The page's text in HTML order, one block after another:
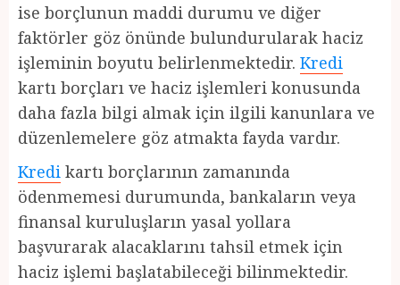
ise borçlunun maddi durumu ve diğer
faktörler göz önünde bulundurularak haciz
işleminin boyutu belirlenmektedir. Kredi
kartı borçları ve haciz işlemleri konusunda
daha fazla bilgi almak için ilgili kanunlara ve
düzenlemelere göz atmakta fayda vardır.
Kredi kartı borçlarının zamanında
ödenmemesi durumunda, bankaların veya
finansal kuruluşların yasal yollara
başvurarak alacaklarını tahsil etmek için
haciz işlemi başlatabileceği bilinmektedir.